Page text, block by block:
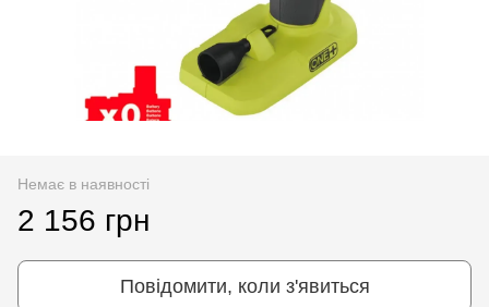
Немає в наявності
2 156 грн
Повідомити, коли з'явиться